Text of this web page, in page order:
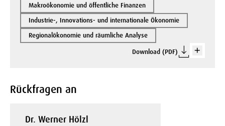
Makroökonomie und öffentliche Finanzen
Industrie-, Innovations- und internationale Ökonomie
Regionalökonomie und räumliche Analyse
Download (PDF)
Rückfragen an
Dr. Werner Hölzl